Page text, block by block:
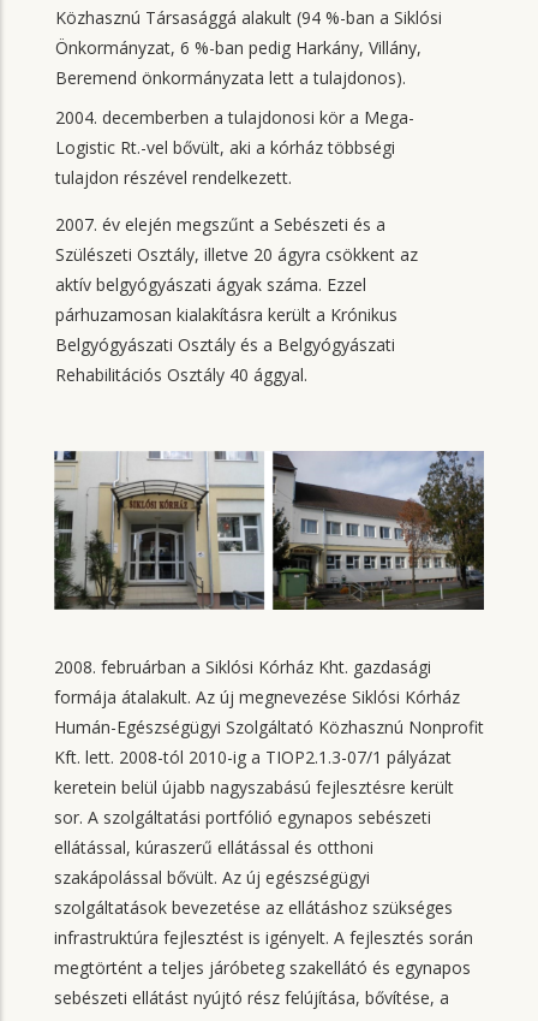
Közhasznú Társasággá alakult (94 %-ban a Siklósi
Önkormányzat, 6 %-ban pedig Harkány, Villány,
Beremend önkormányzata lett a tulajdonos).
2004. decemberben a tulajdonosi kör a Mega-
Logistic Rt.-vel bővült, aki a kórház többségi
tulajdon részével rendelkezett.
2007.év elején megszűnt a Sebészeti és a
Szülészeti Osztály, illetve 20 ágyra csökkent az
aktív belgyógyászati ágyak száma. Ezzel
párhuzamosan kialakításra került a Krónikus
Belgyógyászati Osztály és a Belgyógyászati
Rehabilitációs Osztály 40 ággyal.
2008. februárban a Siklósi Kórház Kht. gazdasági
formája átalakult. Az új megnevezése Siklósi Kórház
Humán-Egészségügyi Szolgáltató Közhasznú Nonprofit
Kft. lett. 2008-tól 2010-ig a TIOP2.1.3-07/1 pályázat
keretein belül újabb nagyszabású fejlesztésre került
sor. A szolgáltatási portfólió egynapos sebészeti
ellátással, kúraszerű ellátással és otthoni
szakápolással bővült. Az új egészségügyi
szolgáltatások bevezetése az ellátáshoz szükséges
infrastruktúra fejlesztést is igényelt. A fejlesztés során
megtörtént a teljes járóbeteg szakellátó és egynapos
sebészeti ellátást nyújtó rész felújítása, bővítése, a